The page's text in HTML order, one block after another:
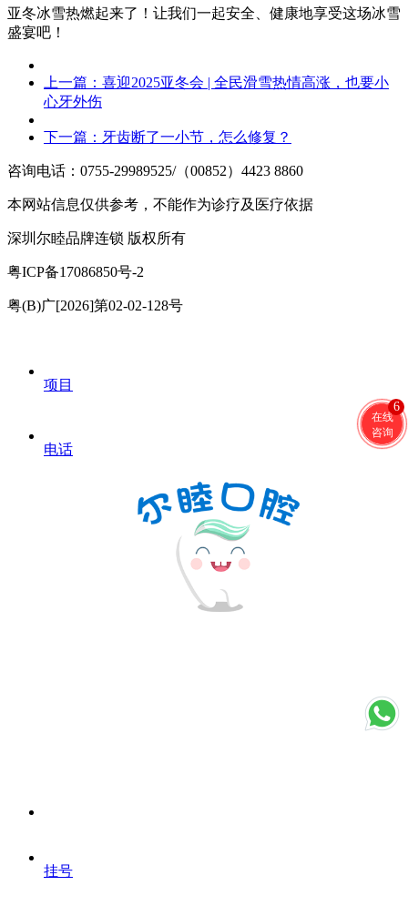
在线
咨询
6
亚冬冰雪热燃起来了！让我们一起安全、健康地享受这场冰雪
盛宴吧！
上一篇： 喜迎2025亚冬会 | 全民滑雪热情高涨，也要小
心牙外伤
下一篇： 牙齿断了一小节，怎么修复？
咨询电话：0755-29989525/（00852）4423 8860
本网站信息仅供参考，不能作为诊疗及医疗依据
深圳尔睦品牌连锁 版权所有
粤ICP备17086850号-2
粤(B)广[2026]第02-02-128号
项目
电话
挂号